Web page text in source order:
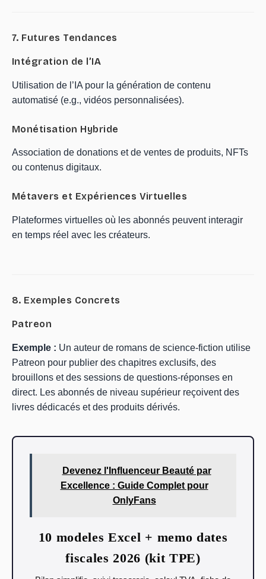
7. Futures Tendances
Intégration de l’IA
Utilisation de l’IA pour la génération de contenu
automatisé (e.g., vidéos personnalisées).
Monétisation Hybride
Association de donations et de ventes de produits, NFTs
ou contenus digitaux.
Métavers et Expériences Virtuelles
Plateformes virtuelles où les abonnés peuvent interagir
en temps réel avec les créateurs.
8. Exemples Concrets
Patreon
Exemple : Un auteur de romans de science-fiction utilise
Patreon pour publier des chapitres exclusifs, des
brouillons et des sessions de questions-réponses en
direct. Les abonnés de niveau supérieur reçoivent des
livres dédicacés et des produits dérivés.
Devenez l'Influenceur Beauté par
Excellence : Guide Complet pour
OnlyFans
10 modeles Excel + memo dates
fiscales 2026 (kit TPE)